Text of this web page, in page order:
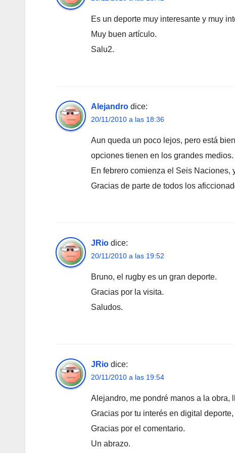
Es un deporte muy interesante y muy
Muy buen artículo.
Salu2.
Alejandro dice:
20/11/2010 a las 18:36
Aun queda un poco lejos, pero está
opciones tienen en los grandes medios.
En febrero comienza el Seis Naciones,
Gracias de parte de todos los
JRio dice:
20/11/2010 a las 19:52
Bruno, el rugby es un gran deporte.
Gracias por la visita.
Saludos.
JRio dice:
20/11/2010 a las 19:54
Alejandro, me pondré manos a la obra,
Gracias por tu interés en digital deporte,
Gracias por el comentario.
Un abrazo.